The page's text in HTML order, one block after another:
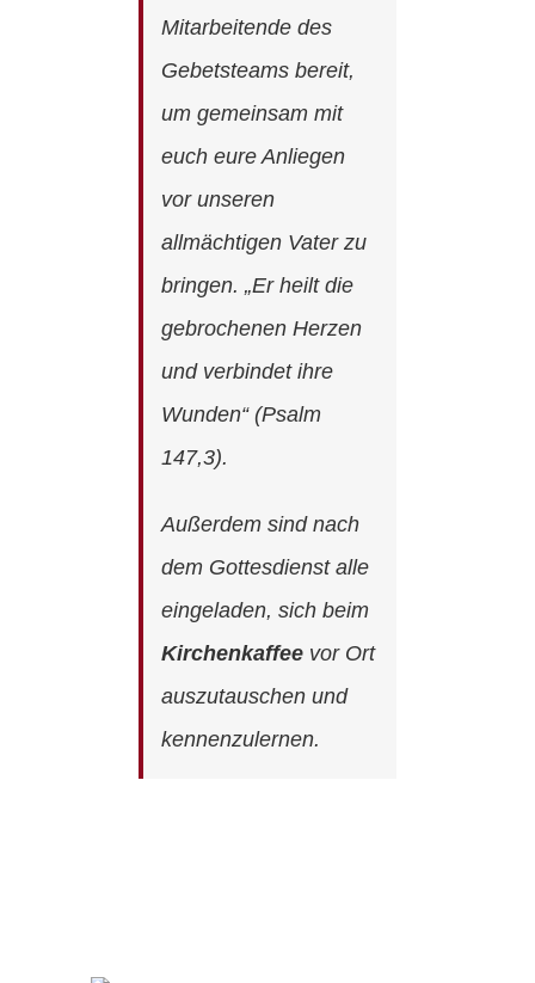
Mitarbeitende des
Gebetsteams bereit,
um gemeinsam mit
euch eure Anliegen
vor unseren
allmächtigen Vater zu
bringen. „Er heilt die
gebrochenen Herzen
und verbindet ihre
Wunden“ (Psalm
147,3).
Außerdem sind nach
dem Gottesdienst alle
eingeladen, sich beim
Kirchenkaffee vor Ort
auszutauschen und
kennenzulernen.